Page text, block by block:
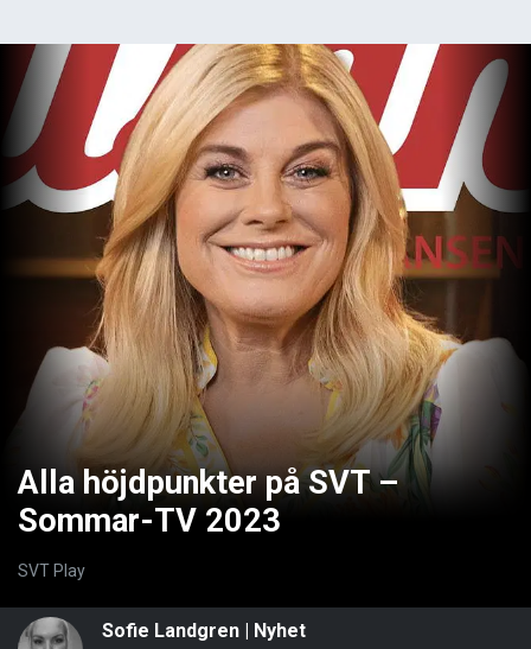
Alla höjdpunkter på SVT –
Sommar-TV 2023
SVT Play
Sofie Landgren | Nyhet